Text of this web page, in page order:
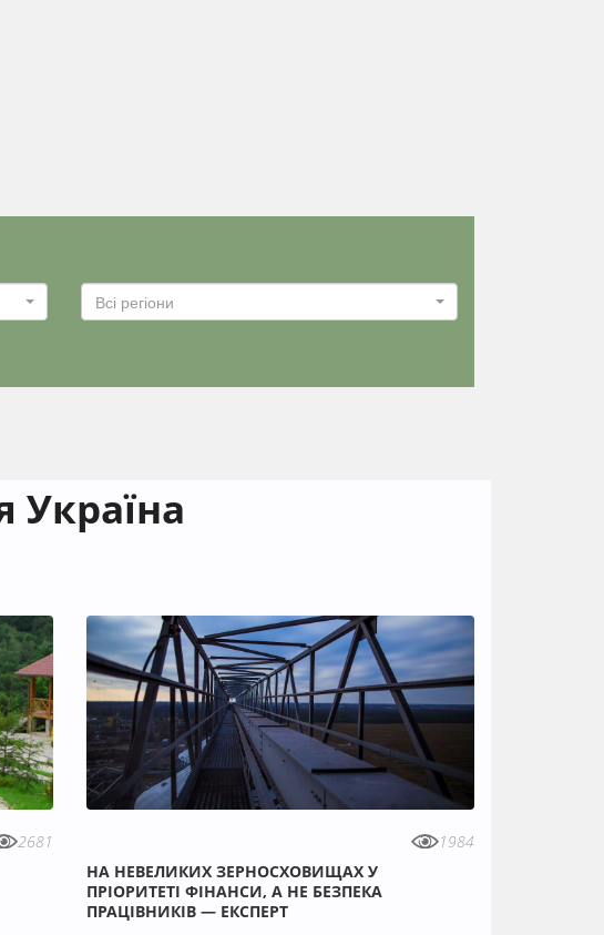
Всі регіони
Україна
2681
1984
НА НЕВЕЛИКИХ ЗЕРНОСХОВИЩАХ У
ПРІОРИТЕТІ ФІНАНСИ, А НЕ БЕЗПЕКА
ПРАЦІВНИКІВ — ЕКСПЕРТ